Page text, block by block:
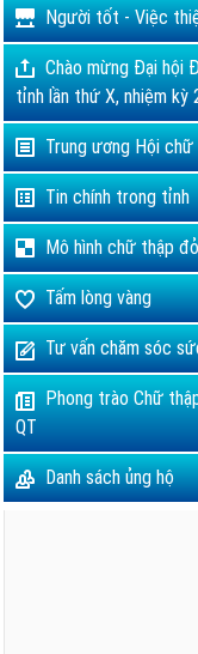
Người tốt - Việc
Chào mừng Đại hội
tỉnh lần thứ X, nhiệm kỳ
Trung ương Hội
Tin chính trong tỉnh
Mô hình chữ thập
Tấm lòng vàng
Tư vấn chăm sóc
Phong trào Chữ
QT
Danh sách ủng hộ